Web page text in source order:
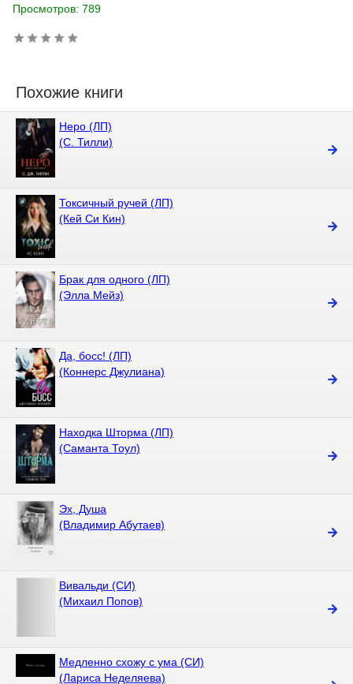
Просмотров: 789
Похожие книги
Неро (ЛП)
(С. Тилли)
Токсичный ручей (ЛП)
(Кей Си Кин)
Брак для одного (ЛП)
(Элла Мейз)
Да, босс! (ЛП)
(Коннерс Джулиана)
Находка Шторма (ЛП)
(Саманта Тоул)
Эх, Душа
(Владимир Абутаев)
Вивальди (СИ)
(Михаил Попов)
Медленно схожу с ума (СИ)
(Лариса Неделяева)